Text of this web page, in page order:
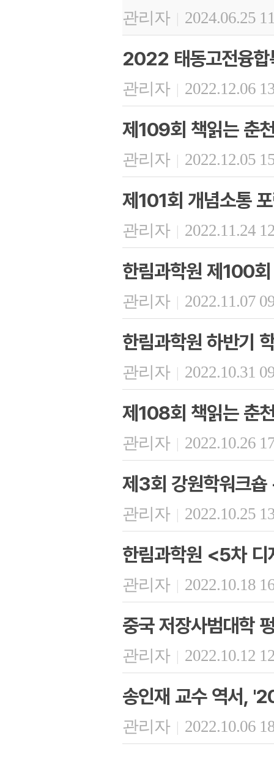
관리자 | 2024.06.25
2022 태동고전융합
관리자 | 2022.12.06
제109회 책읽는 춘
관리자 | 2022.12.05
제101회 개념소통
관리자 | 2022.11.24
한림과학원 제100
관리자 | 2022.11.07
한림과학원 하반기
관리자 | 2022.10.31
제108회 책읽는 춘
관리자 | 2022.10.26
제3회 강원학워크
관리자 | 2022.10.25
한림과학원 <5차
관리자 | 2022.10.18
중국 저장사범대학
관리자 | 2022.10.12
송인재 교수 역서,
관리자 | 2022.10.06